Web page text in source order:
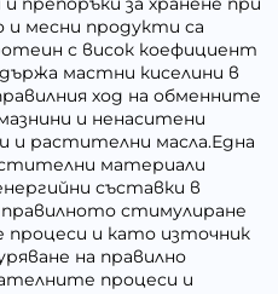
месни продукти са
с висок коефициент
мастни киселини в
ход на обменните
и ненаситени
и растителни масла.Една
материали
съставки в
правилното стимулиране
и като източник
на правилно
процеси и